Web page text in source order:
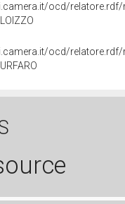
ocd/relatore.rdf/
ocd/relatore.rdf/